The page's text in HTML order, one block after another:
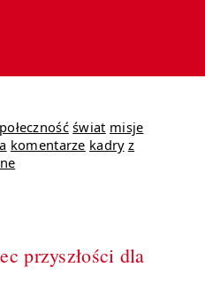
świat misje
komentarze kadry z
przyszłości dla